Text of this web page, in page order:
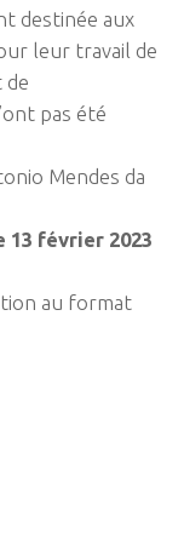
destinée aux
leur travail de
de
pas été
Mendes da
13 février 2023
au format